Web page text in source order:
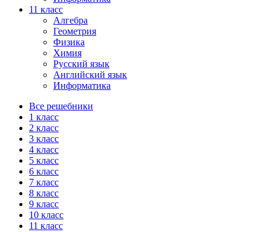
11 класс
Алгебра
Геометрия
Физика
Химия
Русский язык
Английский язык
Информатика
Все решебники
1 класс
2 класс
3 класс
4 класс
5 класс
6 класс
7 класс
8 класс
9 класс
10 класс
11 класс